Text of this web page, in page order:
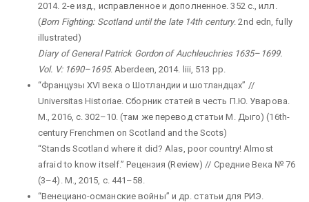
2014. 2-е изд., исправленное и дополненное. 352 с., илл.
(Born Fighting: Scotland until the late 14th century. 2nd edn, fully
illustrated)
Diary of General Patrick Gordon of Auchleuchries1635–1699.
Vol. V: 1690–1695. Aberdeen, 2014. liii, 513 pp.
“Французы XVI века о Шотландии и шотландцах” //
Universitas Historiae. Сборник статей в честь П.Ю. Уварова.
М., 2016, с. 302–10. (там же перевод статьи М. Дыго) (16th-
century Frenchmen on Scotland and the Scots)
“Stands Scotland where it did? Alas, poor country! Almost
afraid to know itself.” Рецензия (Review) // Средние Века № 76
(3–4). М., 2015, с. 441–58.
“Венециано-османские войны” и др. статьи для РИЭ.